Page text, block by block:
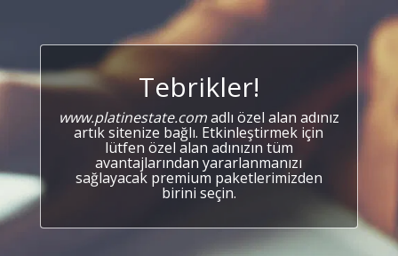
Tebrikler!
www.platinestate.comadlı özel alan adınız
artık sitenize bağlı. Etkinleştirmek için
lütfen özel alan adınızın tüm
avantajlarından yararlanmanızı
sağlayacak premium paketlerimizden
birini seçin.